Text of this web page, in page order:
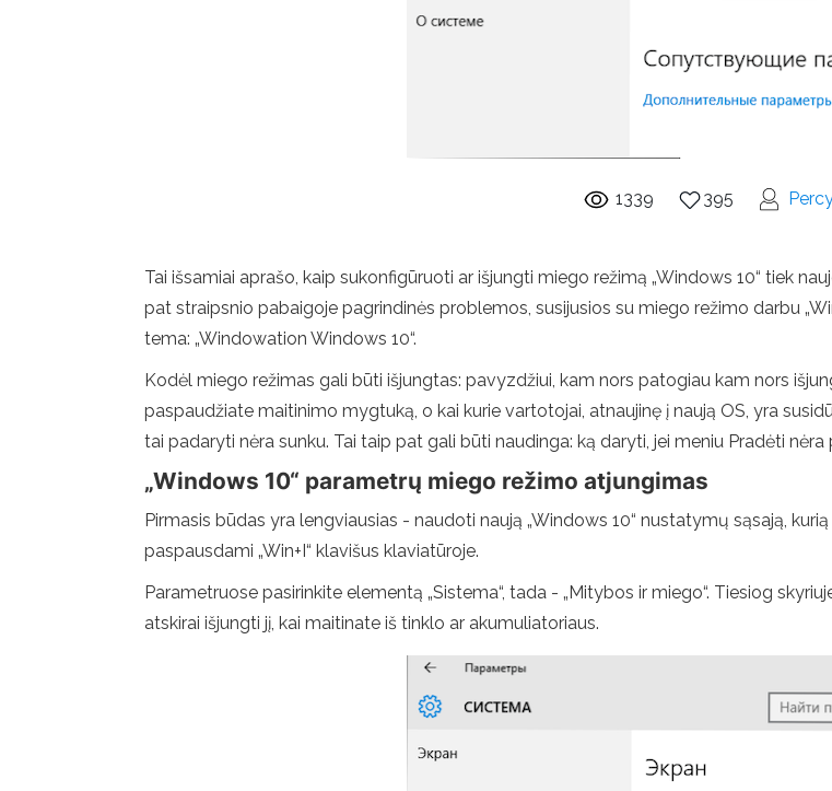
1339 395
Tai išsamiai aprašo, kaip sukonfigūruoti ar išjungti miego režimą „Windows 10“ tiek
pat straipsnio pabaigoje pagrindinės problemos, susijusios su miego režimo darbu
tema: „Windowation Windows 10“.
Kodėl miego režimas gali būti išjungtas: pavyzdžiui, kam nors patogiau kam nors
paspaudžiate maitinimo mygtuką, o kai kurie vartotojai, atnaujinę į naują OS, yra
tai padaryti nėra sunku. Tai taip pat gali būti naudinga: ką daryti, jei meniu Pradėti
„Windows 10“ parametrų miego režimo atjungimas
Pirmasis būdas yra lengviausias - naudoti naują „Windows 10“ nustatymų sąsają,
paspausdami „Win+I“ klavišus klaviatūroje.
Parametruose pasirinkite elementą „Sistema“, tada - „Mitybos ir miego“. Tiesiog
atskirai išjungti jį, kai maitinate iš tinklo ar akumuliatoriaus.